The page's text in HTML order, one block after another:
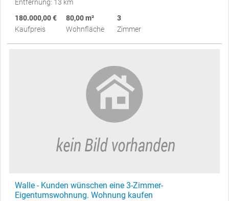
Entfernung: 13 km
180.000,00 €
Kaufpreis
80,00 m²
Wohnfläche
3
Zimmer
Walle - Kunden wünschen eine 3-Zimmer-
Eigentumswohnung. Wohnung kaufen